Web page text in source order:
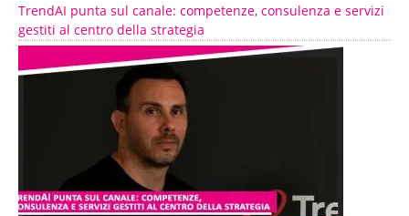
TrendAI punta sul canale: competenze, consulenza e servizi
gestiti al centro della strategia